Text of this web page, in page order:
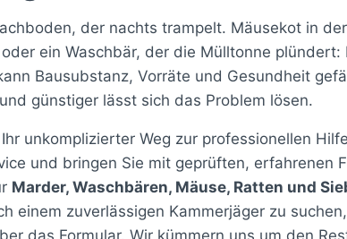
der nachts trampelt. Mäusekot in
ein Waschbär, der die Mülltonne
Bausubstanz, Vorräte und Gesundheit
günstiger lässt sich das Problem lösen.
Ihr unkomplizierter Weg zur professionellen
und bringen Sie mit geprüften, erfahrenen
Marder, Waschbären, Mäuse, Ratten und
einem zuverlässigen Kammerjäger zu
das Formular. Wir kümmern uns um den